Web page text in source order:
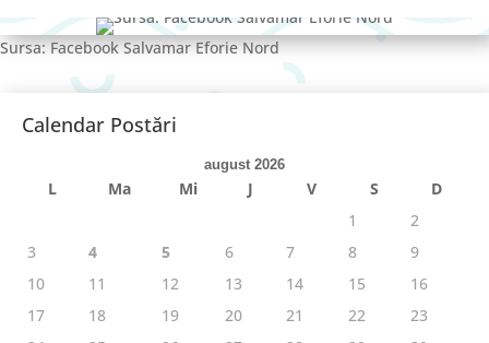
Sursa: Facebook Salvamar Eforie Nord
Calendar Postări
august 2026
L Ma Mi J V S
D
1
2
3
4 5 6 7 8
9
10
11 12 13 14 15
16
17
18 19 20 21 22
23